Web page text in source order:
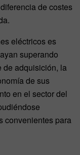
de costes
eléctricos es
superando
de adquisición, la
de sus
en el sector del
convenientes para